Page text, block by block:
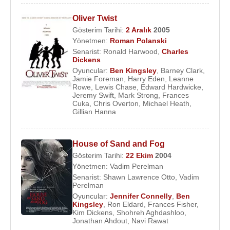
Oliver Twist
Gösterim Tarihi: 2 Aralık 2005
Yönetmen: Roman Polanski
Senarist: Ronald Harwood Charles
Dickens
Oyuncular: Ben Kingsley Barney Clark
Jamie Foreman
Harry Eden
Leanne
Rowe
Lewis Chase Edward Hardwicke
Jeremy Swift Mark Strong
Frances
Cuka Chris Overton Michael Heath
Gillian Hanna
House of Sand and Fog
Gösterim Tarihi: 22 Ekim 2004
Yönetmen: Vadim Perelman
Senarist: Shawn Lawrence Otto Vadim
Perelman
Oyuncular: Jennifer Connelly Ben
Kingsley Ron Eldard Frances Fisher,
Kim Dickens Shohreh Aghdashloo
Jonathan Ahdout Navi Rawat